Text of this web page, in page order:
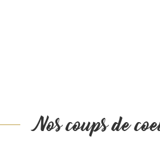
Nos coups de